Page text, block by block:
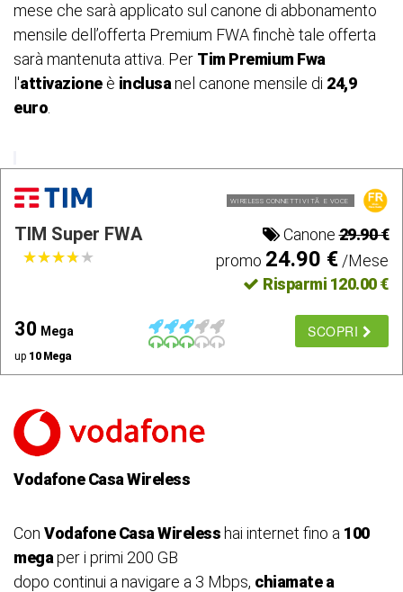
mese che sarà applicato sul canone di abbonamento
mensile dell’offerta Premium FWA finchè tale offerta
sarà mantenuta attiva. Per Tim Premium Fwa
l'attivazioneè inclusanel canone mensile di 24,9
euro
WIRELESS CONNETTIVITÃ E VOCE
TIM Super FWA Canone29.90 €
★★★★★
★★★★★ promo 24.90 €/Mese
Risparmi 120.00 €
30 Mega
up 10 Mega
SCOPRI
Vodafone Casa Wireless
Con Vodafone Casa Wireless hai internet fino a 100
megaper i primi 200 GB
dopo continui a navigare a 3 Mbps, chiamate a